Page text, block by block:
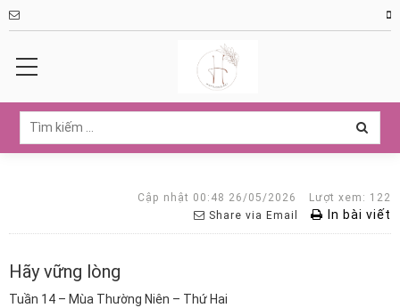
Cập nhật 00:48 26/05/2026
Lượt xem: 122
Share via Email
In bài viết
Hãy vững lòng
Tuần 14 – Mùa Thường Niên – Thứ Hai